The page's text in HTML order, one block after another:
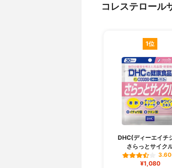
コレステロール
1位
DHC(ディーエイチ
さらっとサイク
3.60
¥1,080